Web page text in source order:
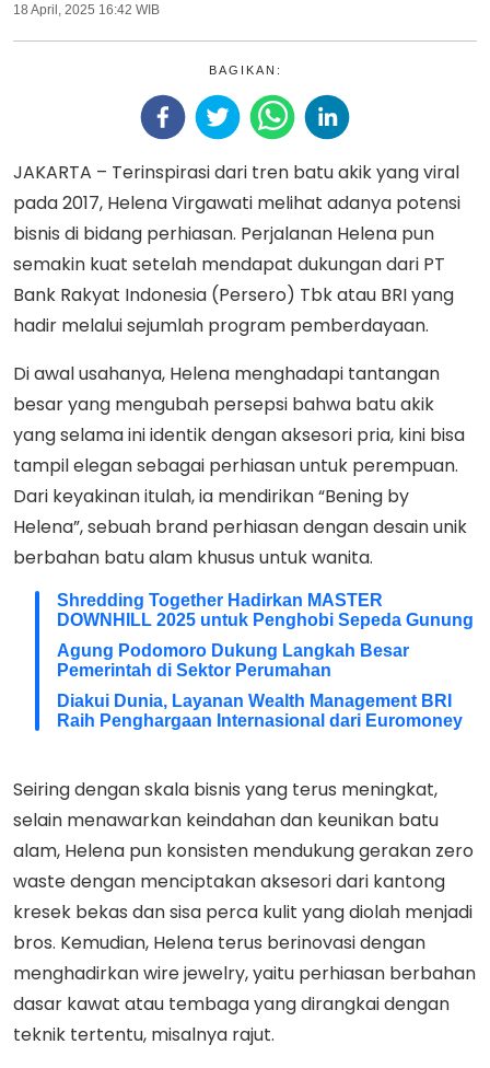
18 April, 2025 16:42 WIB
BAGIKAN:
JAKARTA – Terinspirasi dari tren batu akik yang viral
pada 2017, Helena Virgawati melihat adanya potensi
bisnis di bidang perhiasan. Perjalanan Helena pun
semakin kuat setelah mendapat dukungan dari PT
Bank Rakyat Indonesia (Persero) Tbk atau BRI yang
hadir melalui sejumlah program pemberdayaan.
Di awal usahanya, Helena menghadapi tantangan
besar yang mengubah persepsi bahwa batu akik
yang selama ini identik dengan aksesori pria, kini bisa
tampil elegan sebagai perhiasan untuk perempuan.
Dari keyakinan itulah, ia mendirikan “Bening by
Helena”, sebuah brand perhiasan dengan desain unik
berbahan batu alam khusus untuk wanita.
Shredding Together Hadirkan MASTER
DOWNHILL 2025 untuk Penghobi Sepeda Gunung
Agung Podomoro Dukung Langkah Besar
Pemerintah di Sektor Perumahan
Diakui Dunia, Layanan Wealth Management BRI
Raih Penghargaan Internasional dari Euromoney
Seiring dengan skala bisnis yang terus meningkat,
selain menawarkan keindahan dan keunikan batu
alam, Helena pun konsisten mendukung gerakan zero
waste dengan menciptakan aksesori dari kantong
kresek bekas dan sisa perca kulit yang diolah menjadi
bros. Kemudian, Helena terus berinovasi dengan
menghadirkan wire jewelry, yaitu perhiasan berbahan
dasar kawat atau tembaga yang dirangkai dengan
teknik tertentu, misalnya rajut.